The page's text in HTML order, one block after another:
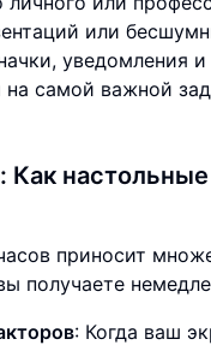
или
уведомления
на самой важной
приносит
получаете
: Когда ваш